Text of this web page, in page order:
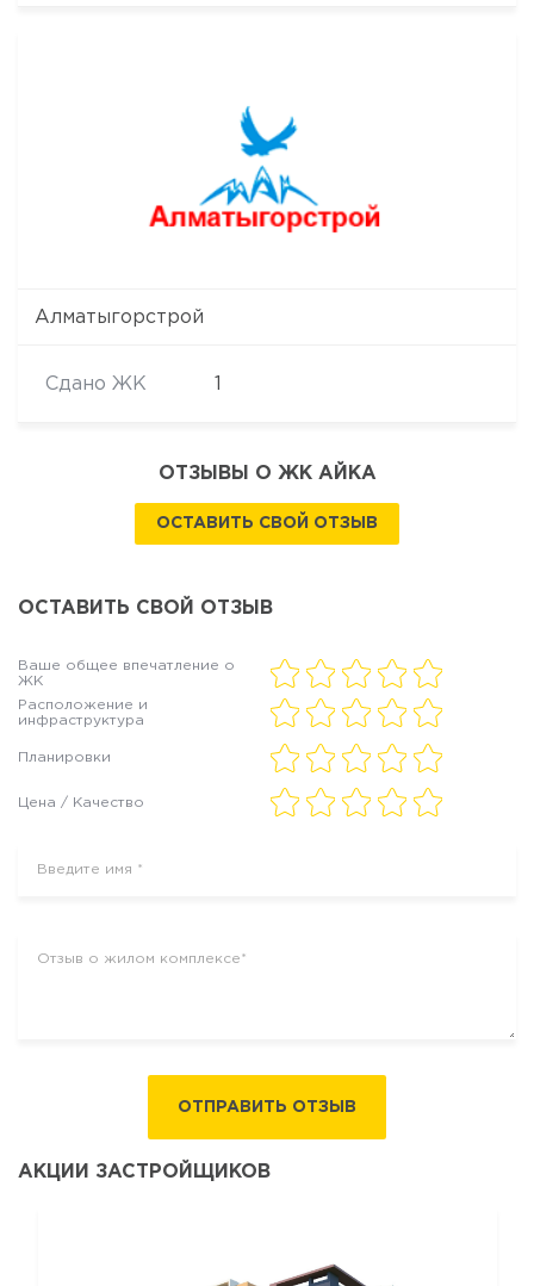
Алматыгорстрой
Сдано ЖК
ОТЗЫВЫ О ЖК АЙКА
ОСТАВИТЬ СВОЙ ОТЗЫВ
ОСТАВИТЬ СВОЙ ОТЗЫВ
Ваше общее впечатление о
ЖК
Расположение и
инфраструктура
Планировки
Цена / Качество
ОТПРАВИТЬ ОТЗЫВ
АКЦИИ ЗАСТРОЙЩИКОВ